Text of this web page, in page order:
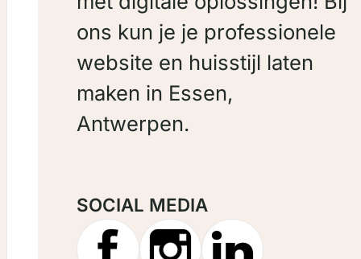
ons kun je je professionele
website en huisstijl laten
maken in Essen,
Antwerpen.
SOCIAL MEDIA